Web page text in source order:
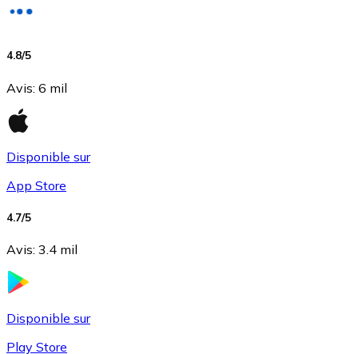
4.8/5
Avis: 6 mil
Disponible sur
App Store
4.7/5
Avis: 3.4 mil
Disponible sur
Play Store